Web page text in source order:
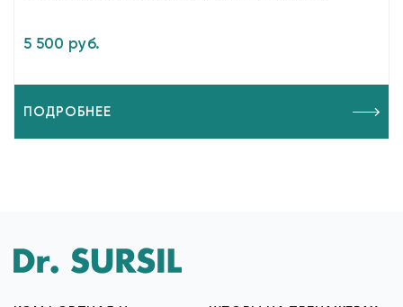
5 500 руб.
ПОДРОБНЕЕ